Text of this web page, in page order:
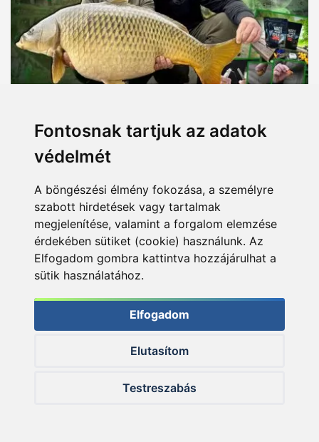
Fontosnak tartjuk az adatok
védelmét
A böngészési élmény fokozása, a személyre
szabott hirdetések vagy tartalmak
megjelenítése, valamint a forgalom elemzése
érdekében sütiket (cookie) használunk. Az
Elfogadom gombra kattintva hozzájárulhat a
sütik használatához.
Elfogadom
Elutasítom
Testreszabás
Rokolya Péter
3 napja
ÚJ TERMÉKEK